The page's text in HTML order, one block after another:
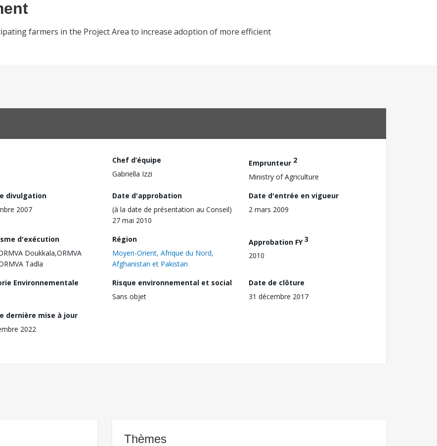
farmers in the Project Area to increase adoption of more efficient
Chef d’équipe
Gabriella Izzi
Emprunteur 2
Ministry of Agriculture
divulgation
2007
Date d'approbation
(à la date de présentation au Conseil)
27 mai 2010
Date d'entrée en vigueur
2 mars 2009
d'exécution
Doukkala,ORMVA
Tadla
Région
Moyen-Orient, Afrique du Nord,
Afghanistan et Pakistan
Approbation FY3
2010
Environnementale
Risque environnemental et social
Sans objet
Date de clôture
31 décembre 2017
dernière mise à jour
2022
Thèmes